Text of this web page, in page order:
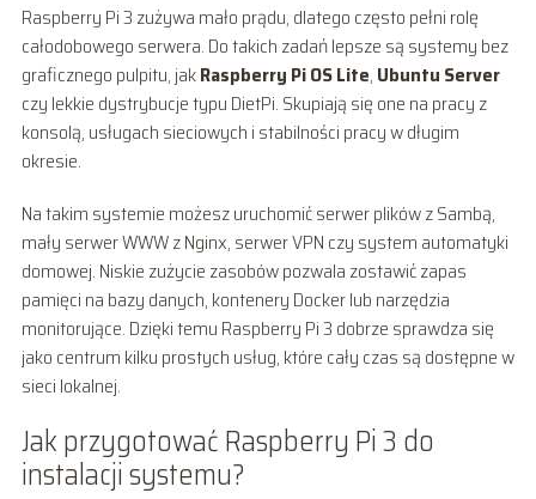
Raspberry Pi 3 zużywa mało prądu, dlatego często pełni rolę
całodobowego serwera. Do takich zadań lepsze są systemy bez
graficznego pulpitu, jakRaspberry Pi OS Lite, Ubuntu Server
czy lekkie dystrybucje typu DietPi. Skupiają się one na pracy z
konsolą, usługach sieciowych i stabilności pracy w długim
okresie.
Na takim systemie możesz uruchomić serwer plików z Sambą,
mały serwer WWW z Nginx, serwer VPN czy system automatyki
domowej. Niskie zużycie zasobów pozwala zostawić zapas
pamięci na bazy danych, kontenery Docker lub narzędzia
monitorujące. Dzięki temu Raspberry Pi 3 dobrze sprawdza się
jako centrum kilku prostych usług, które cały czas są dostępne w
sieci lokalnej.
Jak przygotować Raspberry Pi 3 do
instalacji systemu?